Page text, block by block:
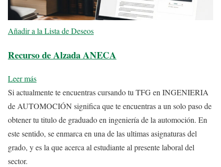
Añadir a la Lista de Deseos
Recurso de Alzada ANECA
Leer más
Si actualmente te encuentras cursando tu TFG en INGENIERIA
de AUTOMOCIÓN significa que te encuentras a un solo paso de
obtener tu titulo de graduado en ingeniería de la automoción. En
este sentido, se enmarca en una de las ultimas asignaturas del
grado, y es la que acerca al estudiante al presente laboral del
sector.